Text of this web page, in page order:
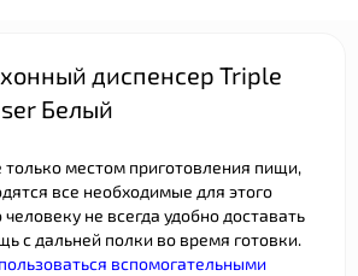
диспенсер Triple
Белый
только местом приготовления пищи,
все необходимые для этого
не всегда удобно доставать
с дальней полки во время готовки.
вспомогательными